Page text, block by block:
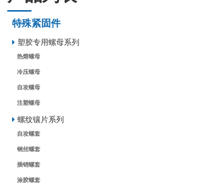
特殊紧固件
塑胶专用螺母系列
热熔螺母
冷压螺母
自攻螺母
注塑螺母
螺纹镶片系列
自攻螺套
钢丝螺套
插销螺套
涂胶螺套